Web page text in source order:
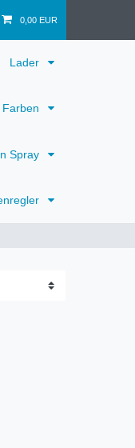
0,00 EUR
Lader
Spray